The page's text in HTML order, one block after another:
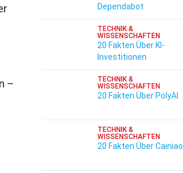
–
Dependabot
TECHNIK &
WISSENSCHAFTEN
20 Fakten Über KI-
Investitionen
TECHNIK &
WISSENSCHAFTEN
20 Fakten Über PolyAI
TECHNIK &
WISSENSCHAFTEN
20 Fakten Über Cainiao